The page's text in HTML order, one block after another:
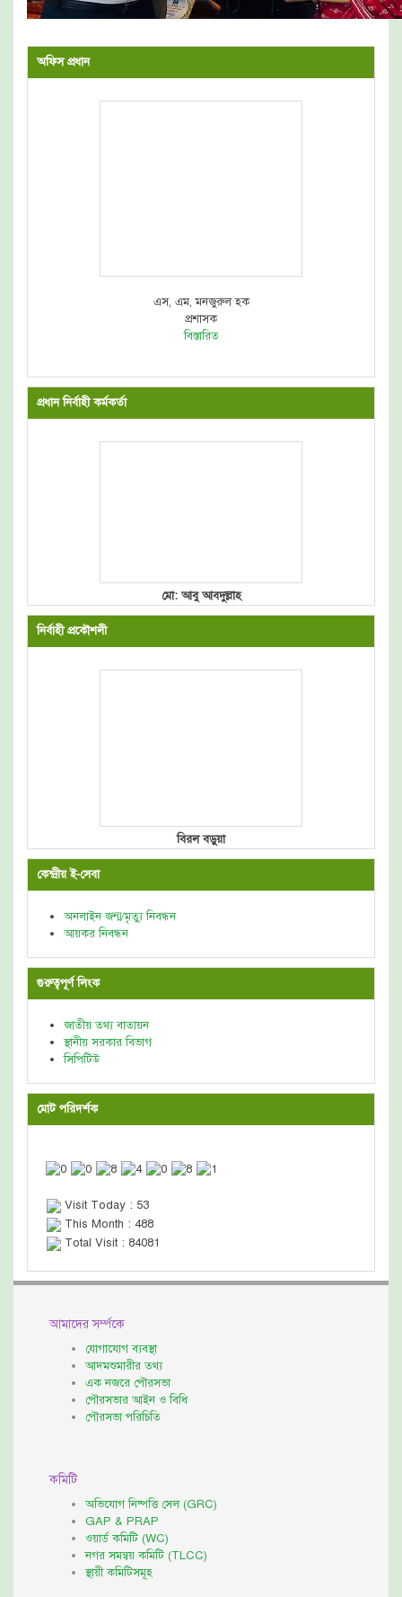
অফিস প্রধান
এস, এম, মনজুরুল হক
প্রশাসক
বিস্তারিত
প্রধান নির্বাহী কর্মকর্তা
মো: আবু আবদুল্লাহ
নির্বাহী প্রকৌশলী
বিরল বড়ুয়া
কেন্দ্রীয় ই-সেবা
অনলাইন জন্ম/মৃত্যু নিবন্ধন
আয়কর নিবন্ধন
গুরুত্বপূর্ণ লিংক
জাতীয় তথ্য বাতায়ন
স্থানীয় সরকার বিভাগ
সিপিটিউ
মোট পরিদর্শক
Visit Today : 53
This Month : 488
Total Visit : 84081
আমাদের সর্ম্পকে
যোগাযোগ ব্যবস্থা
আদমশুমারীর তথ্য
এক নজরে পৌরসভা
পৌরসভার আইন ও বিধি
পৌরসভা পরিচিতি
কমিটি
অভিযোগ নিষ্পত্তি সেল (GRC)
GAP & PRAP
ওয়ার্ড কমিটি (WC)
নগর সমন্বয় কমিটি (TLCC)
স্থায়ী কমিটিসমূহ